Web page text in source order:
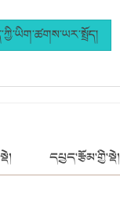
དཔྱད་རྩོམ་གྱི་སྡེ།